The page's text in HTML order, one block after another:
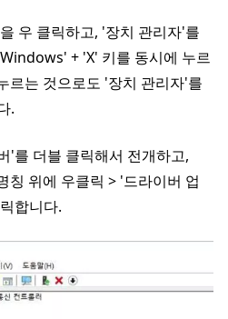
우 클릭하고, '장치 관리자'를
+ 'X' 키를 동시에 누르
르는 것으로도 '장치 관리자'를
.
'를 더블 클릭해서 전개하고,
칭 위에 우클릭 > '드라이버 업
합니다.